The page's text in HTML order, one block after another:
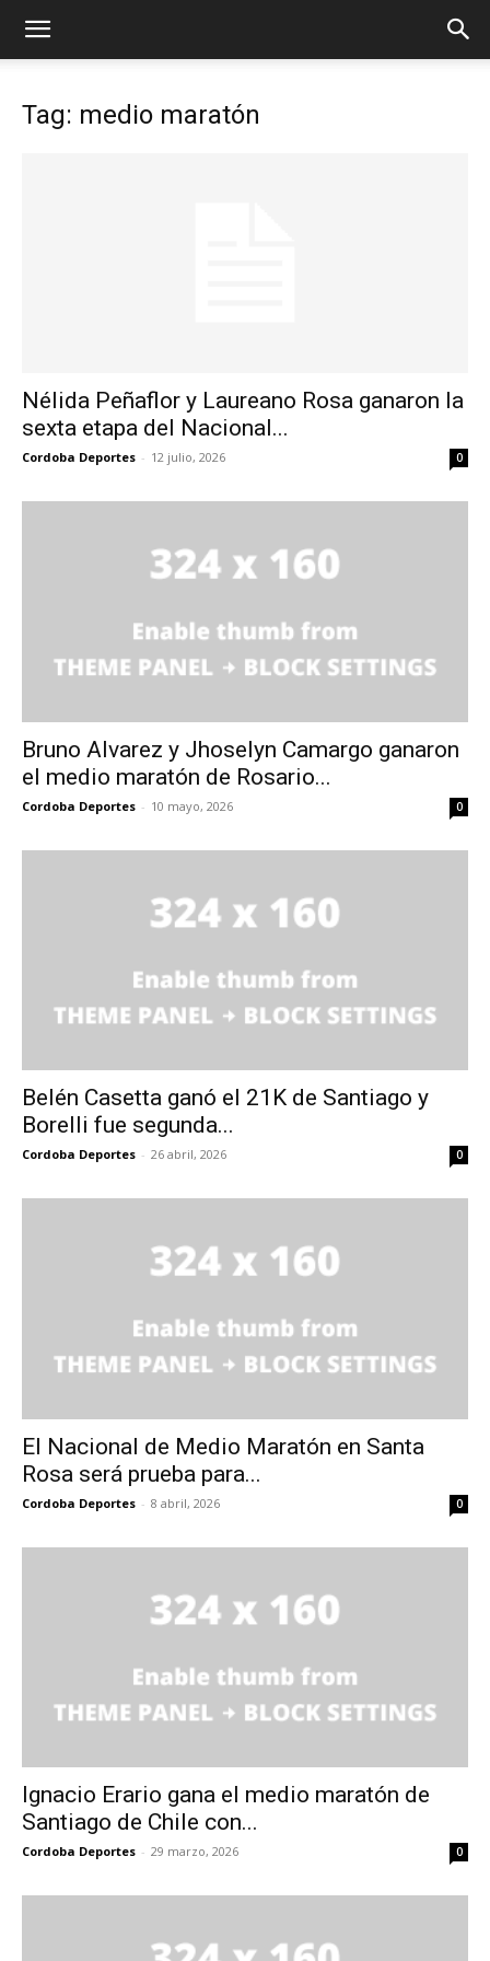
Tag: medio maratón
Nélida Peñaflor y Laureano Rosa ganaron la
sexta etapa del Nacional...
Cordoba Deportes - 12 julio, 2026 0
Bruno Alvarez y Jhoselyn Camargo ganaron
el medio maratón de Rosario...
Cordoba Deportes - 10 mayo, 2026 0
Belén Casetta ganó el 21K de Santiago y
Borelli fue segunda...
Cordoba Deportes - 26 abril, 2026 0
El Nacional de Medio Maratón en Santa
Rosa será prueba para...
Cordoba Deportes - 8 abril, 2026 0
Ignacio Erario gana el medio maratón de
Santiago de Chile con...
Cordoba Deportes - 29 marzo, 2026 0